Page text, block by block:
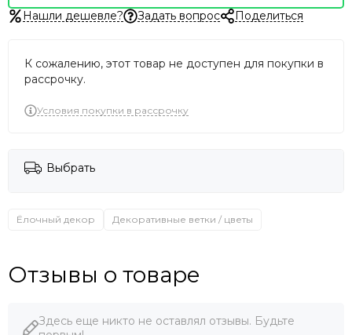
Нашли дешевле? Задать вопрос Поделиться
К сожалению, этот товар не доступен для покупки в
рассрочку.
Условия покупки в рассрочку
Выбрать
Ёлочный декор Декоративные ветки / цветы
Отзывы о товаре
Здесь еще никто не оставлял отзывы. Будьте